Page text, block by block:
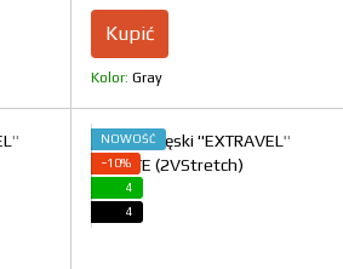
Kupić
Kolor Gray
NOWOŚĆ
−10%
4
4